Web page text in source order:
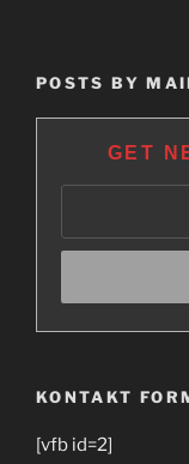
POSTS BY
GET
KONTAKT
[vfb id=2]